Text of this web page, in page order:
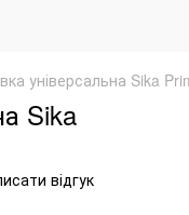
універсальна Sika
Sika
відгук